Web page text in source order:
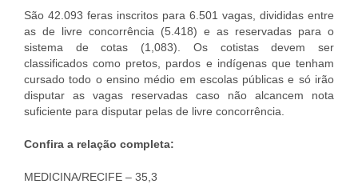
São 42.093 feras inscritos para 6.501 vagas, divididas entre
as de livre concorrência (5.418) e as reservadas para o
sistema de cotas (1,083). Os cotistas devem ser
classificados como pretos, pardos e indígenas que tenham
cursado todo o ensino médio em escolas públicas e só irão
disputar as vagas reservadas caso não alcancem nota
suficiente para disputar pelas de livre concorrência.
Confira a relação completa:
MEDICINA/RECIFE – 35,3